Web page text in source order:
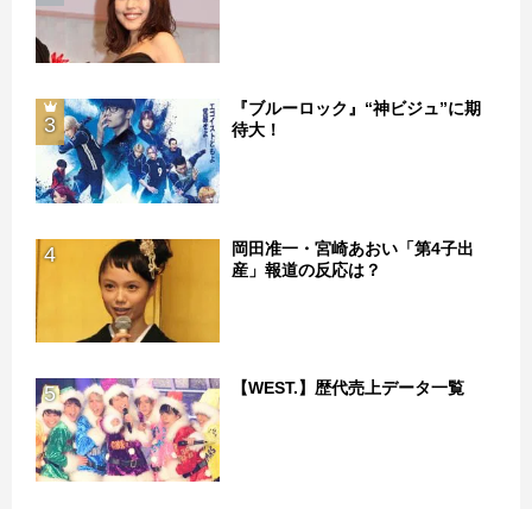
3
『ブルーロック』“神ビジュ”に期
待大！
4
岡田准一・宮崎あおい「第4子出
産」報道の反応は？
5 【WEST.】歴代売上データ一覧